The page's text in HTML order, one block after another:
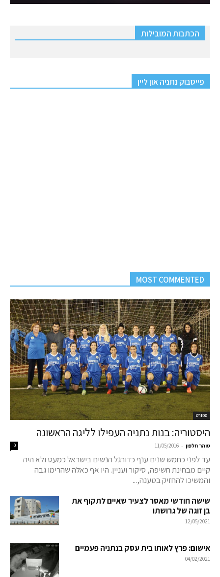
הכתבות המובילות
פייסבוק נתניה און ליין
MOST COMMENTED
ספורט
היסטוריה: בנות נתניה העפילו לליגה הראשונה
טוהר חלפון -
11/05/2016
0
עד לפני כחמש שנים ענף כדורגל הנשים בישראל כמעט ולא היה
קיים מבחינת חשיפה, סיקור ועניין. היו אף כאלה שהרימו גבה
והמשיכו להחזיק בטענה,...
שישה חודשי מאסר לצעיר שאיים לתקוף את
בן זוגה של גרושתו
12/05/2021
אישום: פרץ לאותו בית עסק בנתניה פעמיים
04/02/2021